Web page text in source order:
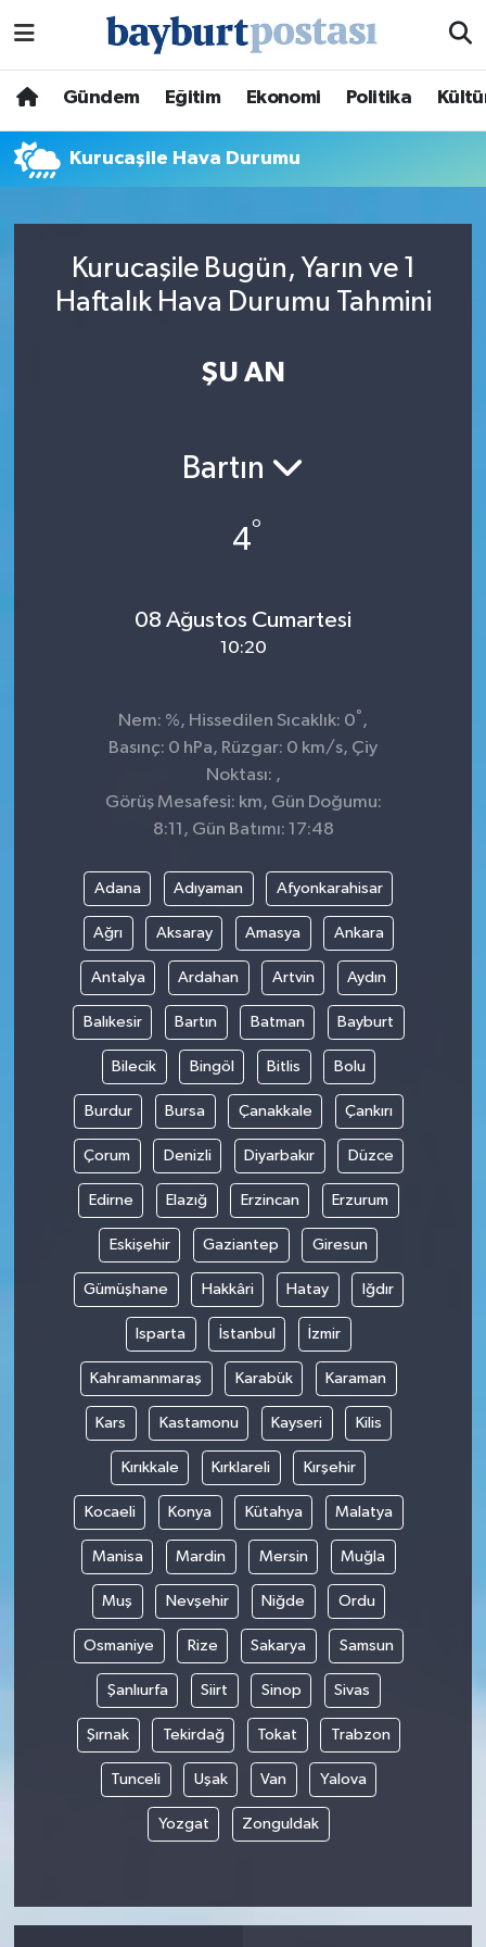
Gündem Eğitim Ekonomi Politika
Kurucaşile Hava Durumu
Kurucaşile Bugün, Yarın ve 1
Haftalık Hava Durumu Tahmini
ŞU AN
Bartın
4°
08 Ağustos Cumartesi
10:20
Nem: %, Hissedilen Sıcaklık: 0° ,
Basınç: 0 hPa, Rüzgar: 0 km/s, Çiy
Noktası: ,
Görüş Mesafesi: km, Gün Doğumu:
8:11, Gün Batımı: 17:48
Adana Adıyaman Afyonkarahisar
Ağrı Aksaray Amasya Ankara
Antalya Ardahan Artvin Aydın
Balıkesir Bartın Batman Bayburt
Bilecik Bingöl Bitlis Bolu
Burdur Bursa Çanakkale Çankırı
Çorum Denizli Diyarbakır Düzce
Edirne Elazığ Erzincan Erzurum
Eskişehir Gaziantep Giresun
Gümüşhane Hakkâri Hatay Iğdır
Isparta İstanbul İzmir
Kahramanmaraş Karabük Karaman
Kars Kastamonu Kayseri Kilis
Kırıkkale Kırklareli Kırşehir
Kocaeli Konya Kütahya Malatya
Manisa Mardin Mersin Muğla
Muş Nevşehir Niğde Ordu
Osmaniye Rize Sakarya Samsun
Şanlıurfa Siirt Sinop Sivas
Şırnak Tekirdağ Tokat Trabzon
Tunceli Uşak Van Yalova
Yozgat Zonguldak
Hava Durumu
Süper Lig Puan Durumu ve Fikstür